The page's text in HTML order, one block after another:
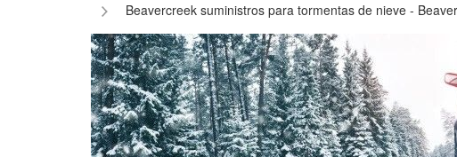
Beavercreek suministros para tormentas de nieve -